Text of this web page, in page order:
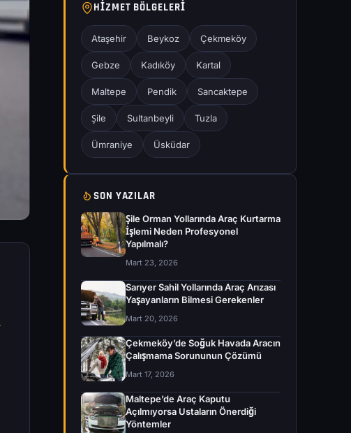
HIZMET BÖLGELERI
Ataşehir Beykoz Çekmeköy
Gebze Kadıköy Kartal
Maltepe Pendik Sancaktepe
Şile Sultanbeyli Tuzla
Ümraniye Üsküdar
SON YAZILAR
Şile Orman Yollarında Araç Kurtarma
İşlemi Neden Profesyonel
Yapılmalı?
Mart 23, 2026
Sarıyer Sahil Yollarında Araç Arızası
Yaşayanların Bilmesi Gerekenler
Mart 20, 2026
Çekmeköy’de Soğuk Havada Aracın
Çalışmama Sorununun Çözümü
Mart 17, 2026
Maltepe’de Araç Kaputu
Açılmıyorsa Ustaların Önerdiği
Yöntemler